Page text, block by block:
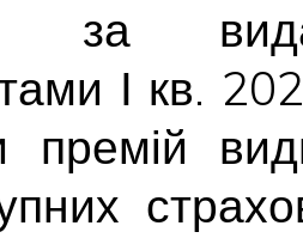
за
І кв.
премій